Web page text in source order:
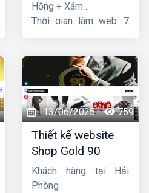
Hồng + Xám
Thời gian làm web: 7
13/06/2025 759
Thiết kế website
Shop Gold 90
Khách hàng tại Hải
Phòng